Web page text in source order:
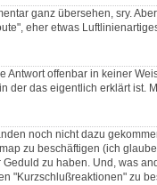
ganz übersehen, sry.
eher etwas
Antwort offenbar in keiner
der das eigentlich erklärt ist.
noch nicht dazu
zu beschäftigen (ich
Geduld zu haben. Und, was
"Kurzschlußreaktionen" zu